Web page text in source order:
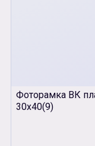
Фоторамка ВК
30х40(9)